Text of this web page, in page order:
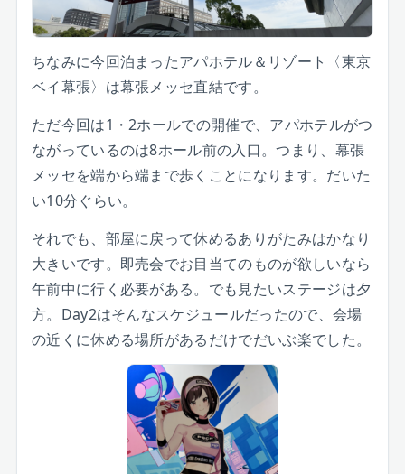
ちなみに今回泊まったアパホテル＆リゾート〈東京
ベイ幕張〉は幕張メッセ直結です。
ただ今回は1・2ホールでの開催で、アパホテルがつ
ながっているのは8ホール前の入口。つまり、幕張
メッセを端から端まで歩くことになります。だいた
い10分ぐらい。
それでも、部屋に戻って休めるありがたみはかなり
大きいです。即売会でお目当てのものが欲しいなら
午前中に行く必要がある。でも見たいステージは夕
方。Day2はそんなスケジュールだったので、会場
の近くに休める場所があるだけでだいぶ楽でした。